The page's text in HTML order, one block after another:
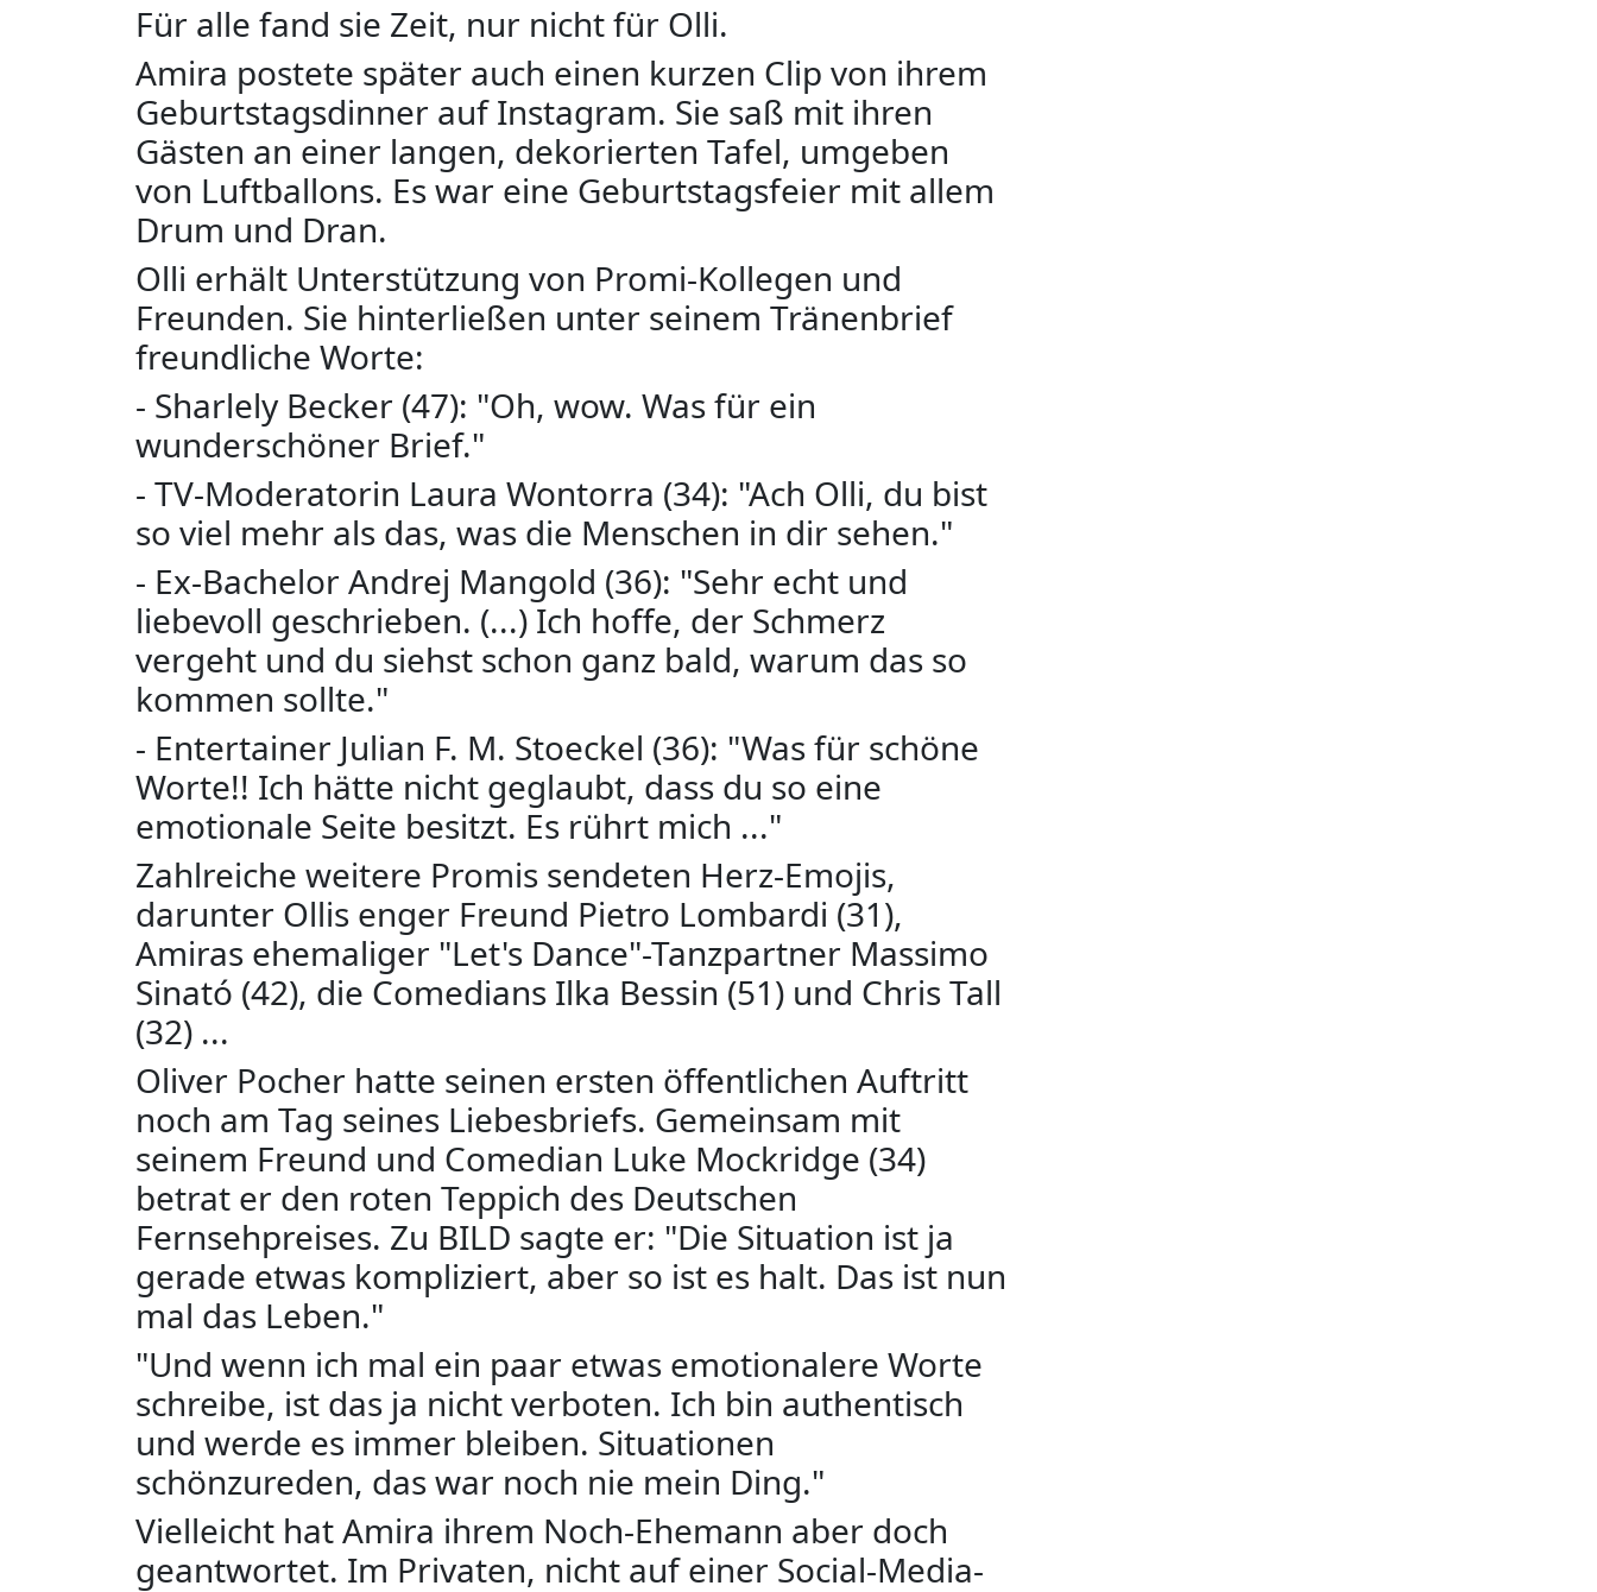
Für alle fand sie Zeit, nur nicht für Olli.
Amira postete später auch einen kurzen Clip von ihrem
Geburtstagsdinner auf Instagram. Sie saß mit ihren
Gästen an einer langen, dekorierten Tafel, umgeben
von Luftballons. Es war eine Geburtstagsfeier mit allem
Drum und Dran.
Olli erhält Unterstützung von Promi-Kollegen und
Freunden. Sie hinterließen unter seinem Tränenbrief
freundliche Worte:
- Sharlely Becker (47): "Oh, wow. Was für ein
wunderschöner Brief."
- TV-Moderatorin Laura Wontorra (34): "Ach Olli, du bist
so viel mehr als das, was die Menschen in dir sehen."
- Ex-Bachelor Andrej Mangold (36): "Sehr echt und
liebevoll geschrieben. (...) Ich hoffe, der Schmerz
vergeht und du siehst schon ganz bald, warum das so
kommen sollte."
- Entertainer Julian F. M. Stoeckel (36): "Was für schöne
Worte!! Ich hätte nicht geglaubt, dass du so eine
emotionale Seite besitzt. Es rührt mich ..."
Zahlreiche weitere Promis sendeten Herz-Emojis,
darunter Ollis enger Freund Pietro Lombardi (31),
Amiras ehemaliger "Let's Dance"-Tanzpartner Massimo
Sinató (42), die Comedians Ilka Bessin (51) und Chris Tall
(32) ...
Oliver Pocher hatte seinen ersten öffentlichen Auftritt
noch am Tag seines Liebesbriefs. Gemeinsam mit
seinem Freund und Comedian Luke Mockridge (34)
betrat er den roten Teppich des Deutschen
Fernsehpreises. Zu BILD sagte er: "Die Situation ist ja
gerade etwas kompliziert, aber so ist es halt. Das ist nun
mal das Leben."
"Und wenn ich mal ein paar etwas emotionalere Worte
schreibe, ist das ja nicht verboten. Ich bin authentisch
und werde es immer bleiben. Situationen
schönzureden, das war noch nie mein Ding."
Vielleicht hat Amira ihrem Noch-Ehemann aber doch
geantwortet. Im Privaten, nicht auf einer Social-Media-